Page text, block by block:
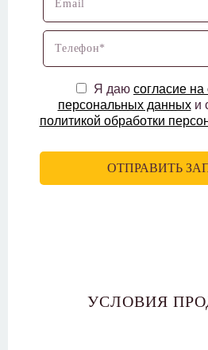
Я даю согласие на
персональных данныхи
политикой обработки
УСЛОВИЯ